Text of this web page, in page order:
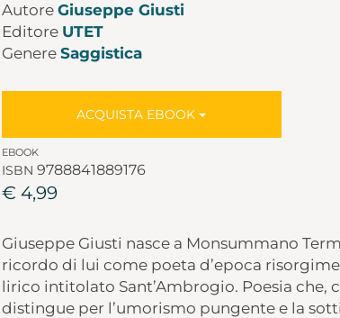
Autore Giuseppe Giusti
Editore UTET
Genere Saggistica
ACQUISTA EBOOK
EBOOK
ISBN 9788841889176
€ 4,99
Giuseppe Giusti nasce a Monsummano
ricordo di lui come poeta d’epoca
lirico intitolato Sant’Ambrogio. Poesia che,
distingue per l’umorismo pungente e la